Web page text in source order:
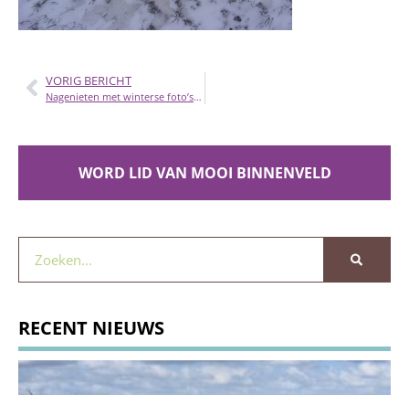
VORIG BERICHT
Nagenieten met winterse foto’s van de Binnenveldse Hooilanden
WORD LID VAN MOOI BINNENVELD
RECENT NIEUWS